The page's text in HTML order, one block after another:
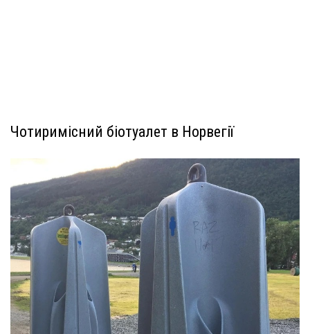
Чотиримісний біотуалет в Норвегії